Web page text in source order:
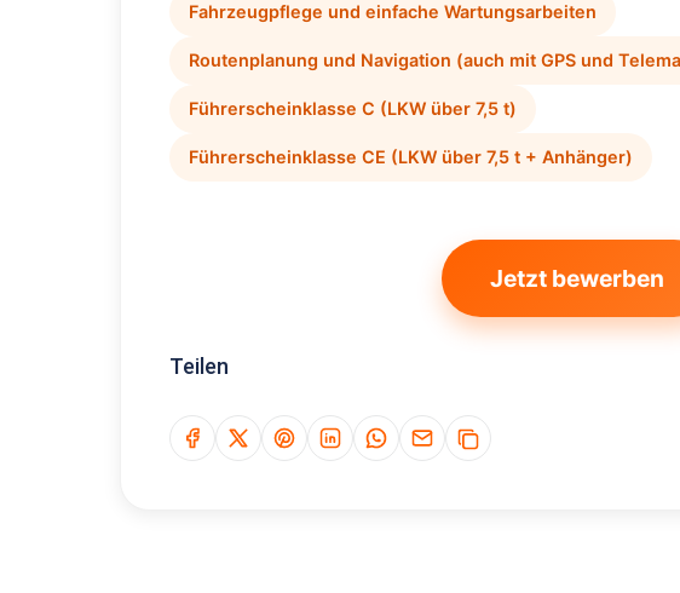
Fahrzeugpflege und einfache Wartungsarbeiten
Routenplanung und Navigation (auch mit GPS und
Führerscheinklasse C (LKW über 7,5 t)
Führerscheinklasse CE (LKW über 7,5 t + Anhänger)
Jetzt bewerben
Teilen